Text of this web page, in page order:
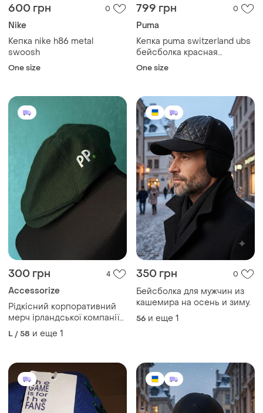
600 грн 0
Nike
Кепка nike h86 metal
swoosh
One size
799 грн 0
Puma
Кепка puma switzerland ubs
бейсболка красная
текстильная на ремешке
lacoste
One size
300 грн 4
Accessorize
Рідкісний корпоративний
мерч ірландської компанії
paddy power. темно-зелена
бейсболка з вишивкою pp
канголка
L / 58 и еще 1
350 грн 0
Бейсболка для мужчин из
кашемира на осень и зиму.
56 и еще 1